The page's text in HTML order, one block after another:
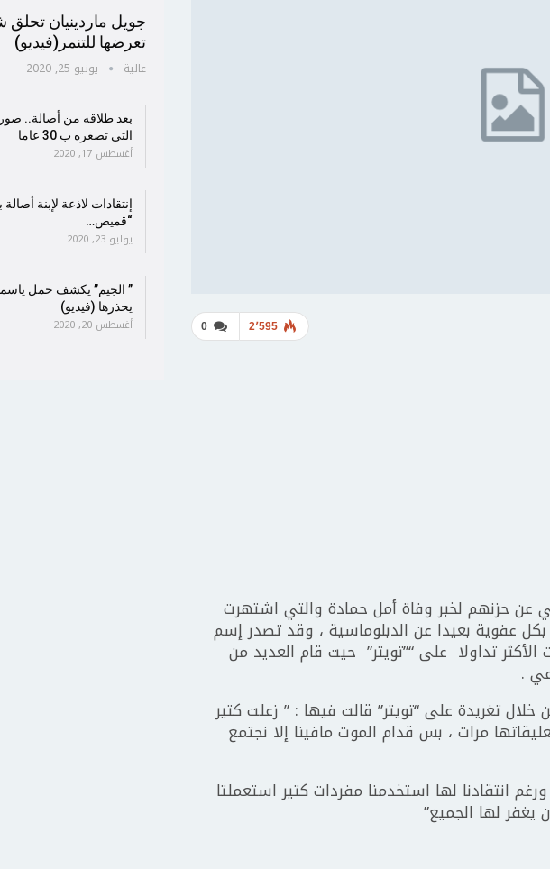
0 2٬595
عن حزنهم لخبر وفاة أمل حمادة والتي اشتهرت
عفوية بعيدا عن الدبلوماسية ، وقد تصدر إسم
تداولا على “”تويتر” حيت قام العديد من
.
خلال تغريدة على “تويتر” قالت فيها : ” زعلت كتير
مرات ، بس قدام الموت مافينا إلا نجتمع
انتقادنا لها استخدمنا مفردات كتير استعملتا
يغفر لها الجميع”
جويل ماردينيان تحلق
تعرضها للتنمر(فيديو)
عالية يونيو 25, 2020
بعد طلاقه من أصالة..
التي تصغره ب 30 عاما
أغسطس 17, 2020
إنتقادات لاذعة لإبنة
“قميص…
يوليو 23, 2020
” الجيم” يكشف حمل
يحذرها (فيديو)
أغسطس 20, 2020